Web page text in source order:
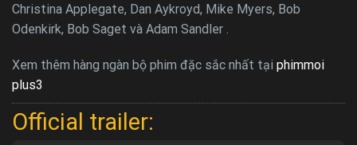
Christina Applegate, Dan Aykroyd, Mike Myers, Bob
Odenkirk, Bob Saget và Adam Sandler .
Xem thêm hàng ngàn bộ phim đặc sắc nhất tại phimmoi
plus3
Official trailer: